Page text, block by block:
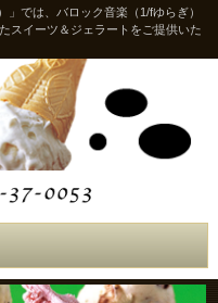
では、バロック音楽（1/fゆらぎ）
スイーツ＆ジェラートをご提供いた